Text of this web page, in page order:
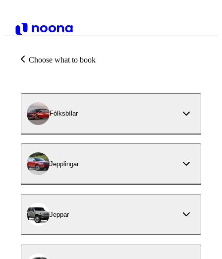
Choose what to book
Fólksbílar
Jepplingar
Jeppar